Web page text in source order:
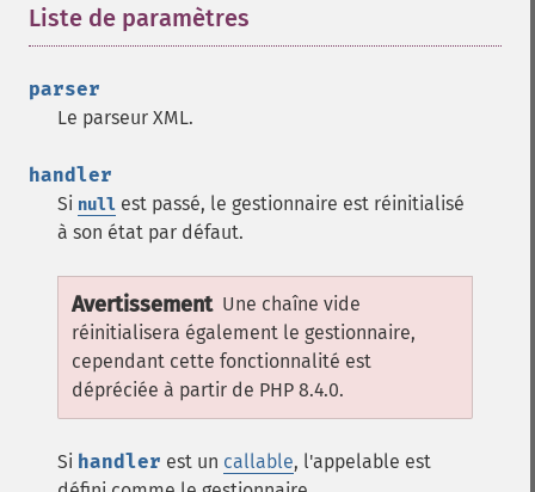
Liste de paramètres
parser
Le parseur XML.
handler
Si null est passé, le gestionnaire est réinitialisé
à son état par défaut.
Avertissement Une chaîne vide
réinitialisera également le gestionnaire,
cependant cette fonctionnalité est
dépréciée à partir de PHP 8.4.0.
Si handler est un callable, l'appelable est